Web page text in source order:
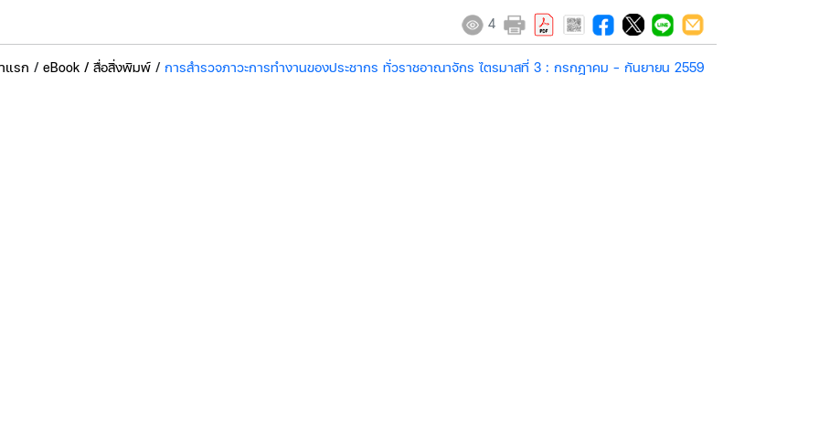
4
แรก / eBook / สื่อสิ่งพิมพ์/ การสำรวจภาวะการทำงานของประชากร ทั่วราชอาณาจักร ไตรมาสที่ 3 : กรกฎาคม - กันยายน 2559